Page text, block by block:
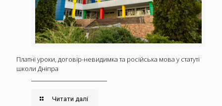
Платні уроки, договір-невидимка та російська мова у статуті
школи Дніпра
Читати далі